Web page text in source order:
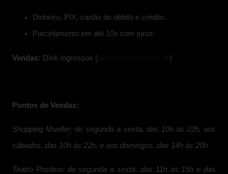
Dinheiro, PIX, cartão de débito e crédito.
Parcelamento em até 10x com juros
Vendas: Disk Ingressos ( )
Pontos de Vendas:
Shopping Mueller: de segunda a sexta, das 10h às 22h, aos
sábados, das 10h às 22h, e aos domingos, das 14h às 20h
Teatro Positivo: de segunda a sexta, das 11h às 15h e das